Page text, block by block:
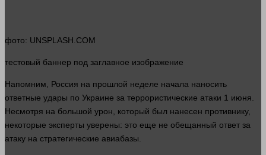
фото: UNSPLASH.COM
тестовый баннер под заглавное изображение
Напомним, Россия на прошлой неделе начала наносить
ответные удары по Украине за террористические атаки 1 июня.
Несмотря на большой урон, который был нанесен противнику,
некоторые эксперты уверены: это еще не обещанный ответ за
атаку на стратегические авиабазы.